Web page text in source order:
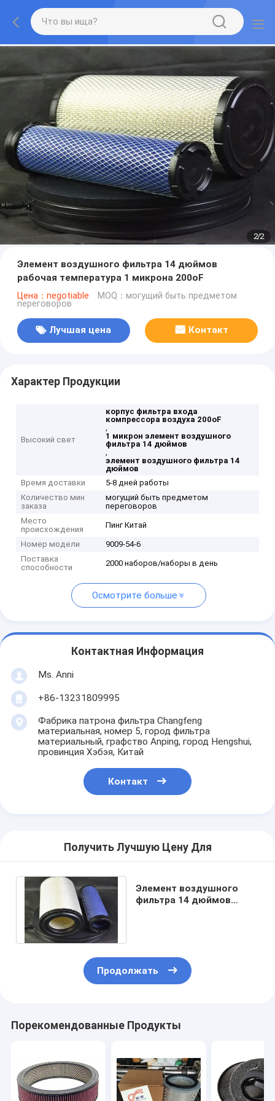
2/2
Элемент воздушного фильтра 14 дюймов
рабочая температура 1 микрона 200oF
Цена：negotiable MOQ：могущий быть предметом
переговоров
Лучшая цена Контакт
Характер Продукции
Высокий свет
корпус фильтра входа
компрессора воздуха 200oF
,
1 микрон элемент воздушного
фильтра 14 дюймов
,
элемент воздушного фильтра 14
дюймов
Время доставки
5-8 дней работы
Количество мин
заказа
могущий быть предметом
переговоров
Место
происхождения
Пинг Китай
Номер модели
9009-54-6
Поставка
способности
2000 наборов/наборы в день
Осмотрите больше
Контактная Информация
Ms. Anni
+86-13231809995
Фабрика патрона фильтра Changfeng
материальная, номер 5, город фильтра
материальный, графство Anping, город Hengshui,
провинция Хэбэя, Китай
Контакт
Получить Лучшую Цену Для
Элемент воздушного
фильтра 14 дюймов
Продолжать
Порекомендованные Продукты